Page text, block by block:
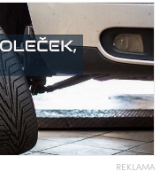
REKLAMA